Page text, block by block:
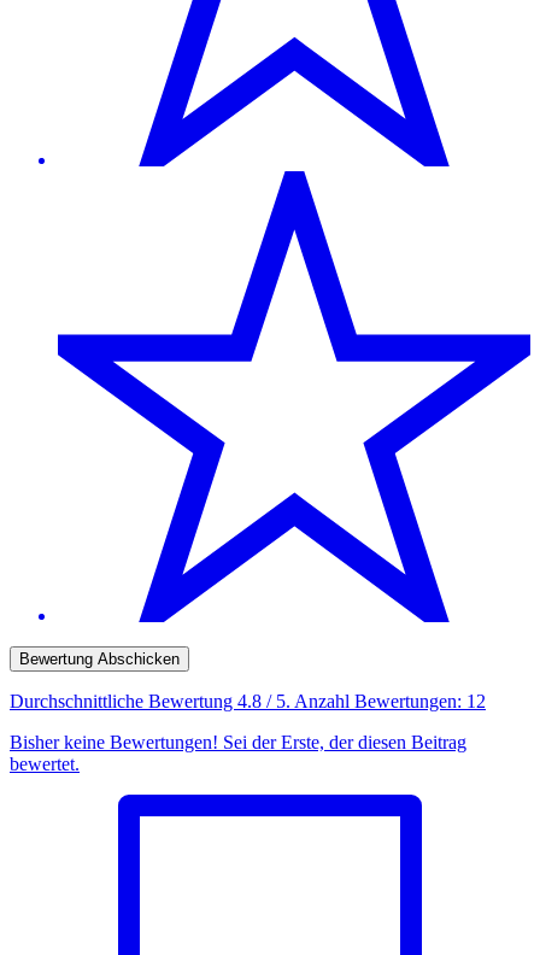
Bewertung Abschicken
Durchschnittliche Bewertung 4.8 / 5. Anzahl Bewertungen: 12
Bisher keine Bewertungen! Sei der Erste, der diesen Beitrag
bewertet.